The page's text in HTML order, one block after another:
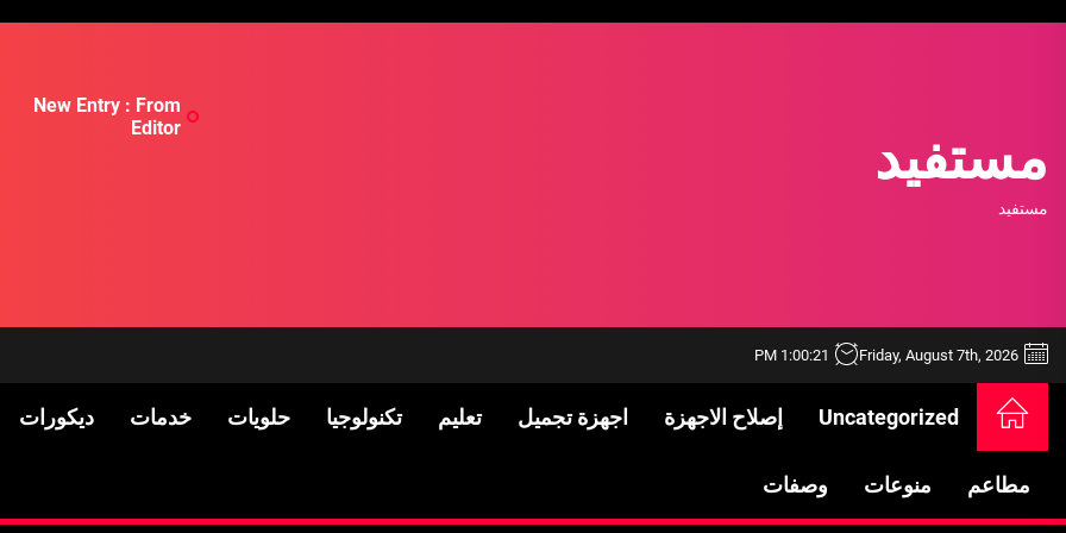
مستفيد
مستفيد
New Entry : From
Editor
Friday, August 7th, 2026
1:00:23 PM
Uncategorized إصلاح الاجهزة اجهزة تجميل تعليم تكنولوجيا حلويات خدمات ديكورات
مطاعم منوعات وصفات
خدمات شركة الجوهرة كلين المتميزة